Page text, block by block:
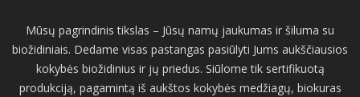
Mūsų pagrindinis tikslas – Jūsų namų jaukumas ir šiluma su
biožidiniais. Dedame visas pastangas pasiūlyti Jums aukščiausios
kokybės biožidinius ir jų priedus. Siūlome tik sertifikuotą
produkciją, pagamintą iš aukštos kokybės medžiagų, biokuras